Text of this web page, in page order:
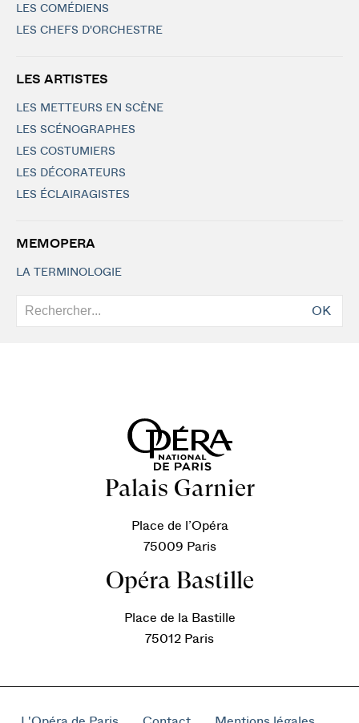
LES COMÉDIENS
LES CHEFS D'ORCHESTRE
LES ARTISTES
LES METTEURS EN SCÈNE
LES SCÉNOGRAPHES
LES COSTUMIERS
LES DÉCORATEURS
LES ÉCLAIRAGISTES
MEMOPERA
LA TERMINOLOGIE
OK
Palais Garnier
Place de l’Opéra
75009 Paris
Opéra Bastille
Place de la Bastille
75012 Paris